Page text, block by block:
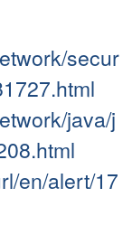
secur
java/j
en/alert/17